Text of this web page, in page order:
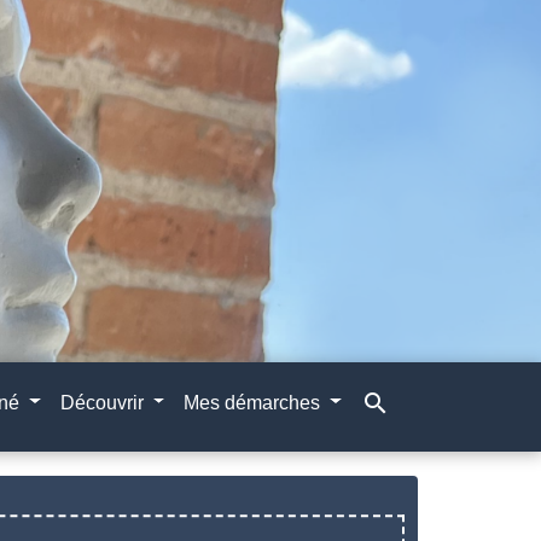
Découvrir Mes démarches search